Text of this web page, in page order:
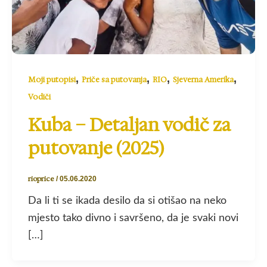
Moji putopisi, Priče sa putovanja, RIO, Sjeverna Amerika,
Vodiči
Kuba – Detaljan vodič za
putovanje (2025)
rioprice /05.06.2020
Da li ti se ikada desilo da si otišao na neko
mjesto tako divno i savršeno, da je svaki novi
[…]